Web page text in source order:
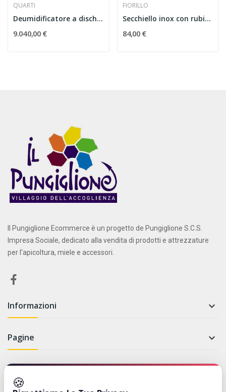
QUARTI
Deumidificatore a dischi rotanti - capacità 350 kg
9.040,00 €
FIORILLO
Secchiello inox con rubinetto da 40 mm
84,00 €
🍪
Il Pungiglione Ecommerce è un progetto de Pungiglione S.C.S.
Impresa Sociale, dedicato alla vendita di prodotti e attrezzature
per l'apicoltura, miele e accessori.
Informazioni 
Pagine 
Newsletter